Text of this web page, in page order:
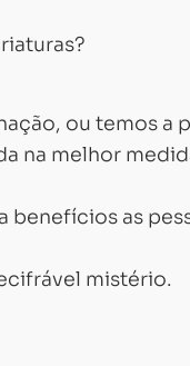
ou temos a
na melhor
as
mistério.